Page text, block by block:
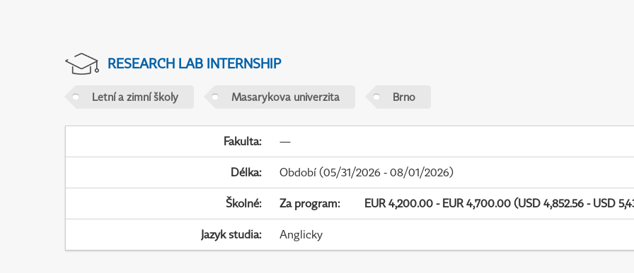
RESEARCH LAB INTERNSHIP
Letní a zimní školy Masarykova univerzita Brno
Fakulta: —
Délka: Období(05/31/2026 - 08/01/2026)
Školné: Za program: EUR 4,200.00 - EUR 4,700.00 (USD 4,852.56 - USD
Jazyk studia: Anglicky